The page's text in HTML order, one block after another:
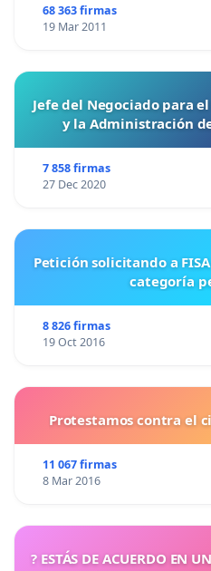
68 363 firmas
19 Mar 2011
Jefe del Negociado para
y la Administración
7 858 firmas
27 Dec 2020
Petición solicitando a FISA mantener el remo de la
categoría
8 826 firmas
19 Oct 2016
Protestamos contra el
11 067 firmas
8 Mar 2016
? ESTÁS DE ACUERDO EN